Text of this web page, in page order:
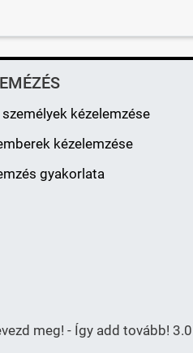
kézelemzése
kézelemzése
gyakorlata
meg! - Így add tovább!